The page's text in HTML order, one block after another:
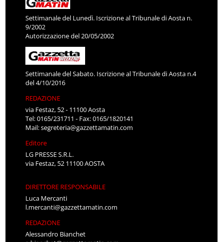
Settimanale del Lunedì. Iscrizione al Tribunale di Aosta n.
9/2002
Autorizzazione del 20/05/2002
Settimanale del Sabato. Iscrizione al Tribunale di Aosta n.4
del 4/10/2016
REDAZIONE
via Festaz, 52 - 11100 Aosta
Tel: 0165/231711 - Fax: 0165/1820141
Mail:segreteria@gazzettamatin.com
Editore
LG PRESSE S.R.L.
via Festaz, 52 11100 AOSTA
DIRETTORE RESPONSABILE
Luca Mercanti
l.mercanti@gazzettamatin.com
REDAZIONE
Alessandro Bianchet